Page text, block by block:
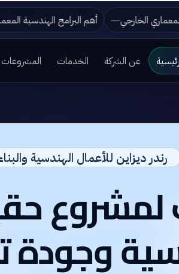
تطور التصميم الفخامة والأناقة؟
عن الشركة الخدمات المشروعات
رندر ديزاين للأعمال الهندسية
لمشروع
وجودة